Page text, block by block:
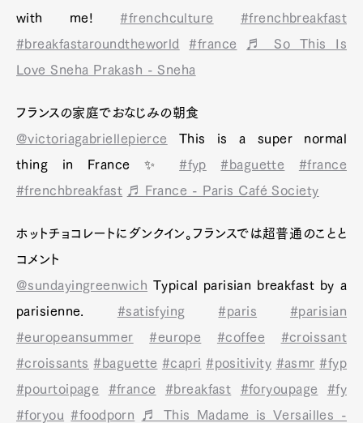
with me!#frenchculture
#frenchbreakfast
#breakfastaroundtheworld
#france
♬ So This Is
Love Sneha Prakash - Sneha
フランスの家庭でおなじみの朝食
@victoriagabriellepierce
This is a super normal
thing in France ✨#fyp #baguette
#france
#frenchbreakfast
♬ France - Paris Café Society
ホットチョコレートにダンクイン。フランスでは超普通のことと
コメント
@sundayingreenwich Typical parisian breakfast by a
parisienne. #satisfying #paris
#parisian
#europeansummer
#europe #coffee
#croissant
#croissants #baguette #capri #positivity #asmr #fyp
#pourtoipage
#france #breakfast #foryoupage
#fy
#foryou #foodporn
♬ This Madame is Versailles -